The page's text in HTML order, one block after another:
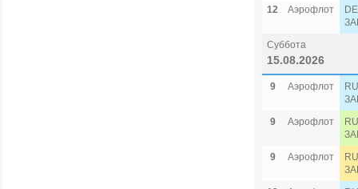
12
Аэрофлот
Суббота
15.08.2026
9 Аэрофлот
9
Аэрофлот
9
Аэрофлот